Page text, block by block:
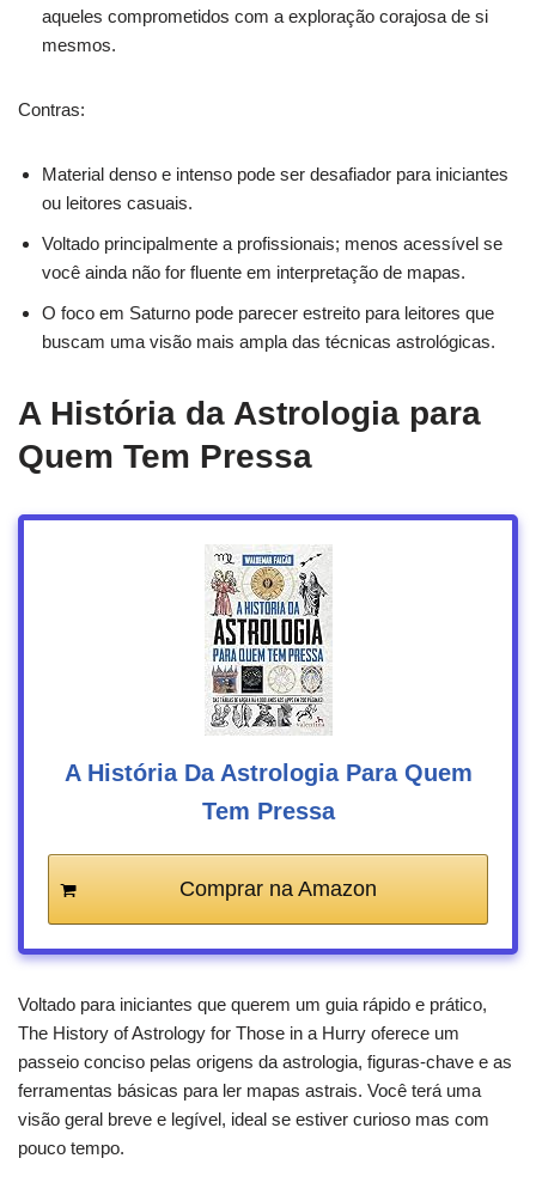
aqueles comprometidos com a exploração corajosa de si
mesmos.
Contras:
Material denso e intenso pode ser desafiador para iniciantes
ou leitores casuais.
Voltado principalmente a profissionais; menos acessível se
você ainda não for fluente em interpretação de mapas.
O foco em Saturno pode parecer estreito para leitores que
buscam uma visão mais ampla das técnicas astrológicas.
A História da Astrologia para
Quem Tem Pressa
A História Da Astrologia Para Quem
Tem Pressa
Comprar na Amazon
Voltado para iniciantes que querem um guia rápido e prático,
The History of Astrology for Those in a Hurry oferece um
passeio conciso pelas origens da astrologia, figuras-chave e as
ferramentas básicas para ler mapas astrais. Você terá uma
visão geral breve e legível, ideal se estiver curioso mas com
pouco tempo.